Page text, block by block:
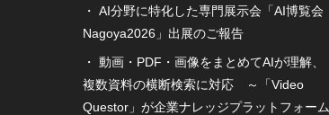
AI分野に特化した専門展示会「AI博覧会
Nagoya2026」出展のご報告
動画・PDF・画像をまとめてAIが理解、
複数資料の横断検索に対応 ～「Video
Questor」が企業ナレッジプラットフォーム